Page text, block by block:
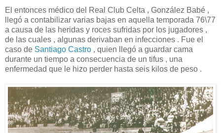
El entonces médico del Real Club Celta , González Babé ,
llegó a contabilizar varias bajas en aquella temporada 76\77
a causa de las heridas y roces sufridas por los jugadores ,
de las cuales , algunas derivaban en infecciones . Fue el
caso de Santiago Castro , quien llegó a guardar cama
durante un tiempo a consecuencia de un tifus , una
enfermedad que le hizo perder hasta seis kilos de peso .